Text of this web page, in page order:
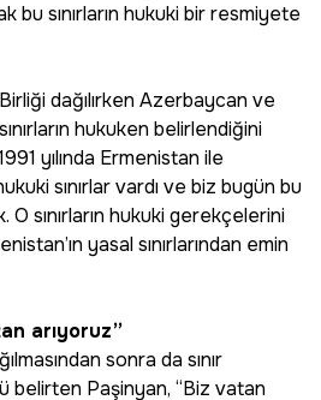
bu sınırların hukuki bir resmiyete
dağılırken Azerbaycan ve
hukuken belirlendiğini
yılında Ermenistan ile
sınırlar vardı ve biz bugün bu
O sınırların hukuki gerekçelerini
yasal sınırlarından emin
arıyoruz”
sonra da sınır
belirten Paşinyan, “Biz vatan